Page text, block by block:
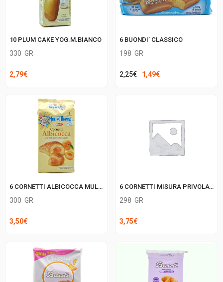
10 PLUM CAKE YOG.M.BIANCO
330 GR
2,79€
6 BUONDI’ CLASSICO
198 GR
2,25€
Il
2,25€.
1,49€Il
1,49€.
6 CORNETTI ALBICOCCA MULINO BIANCO
300 GR
3,50€
6 CORNETTI MISURA PRIVOLAT ALBICOCCA
298 GR
3,75€